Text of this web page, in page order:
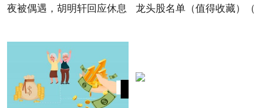
夜被偶遇，胡明轩回应休息
龙头股名单（值得收藏）（